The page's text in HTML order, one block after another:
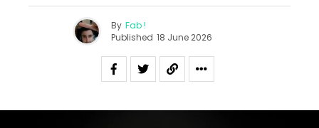
By Fab !
Published 18 June 2026